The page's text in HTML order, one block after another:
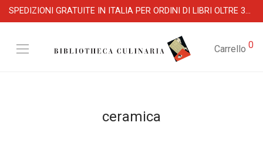
SPEDIZIONI GRATUITE IN ITALIA PER ORDINI DI LIBRI OLTRE 39 €
Carrello 0
ceramica